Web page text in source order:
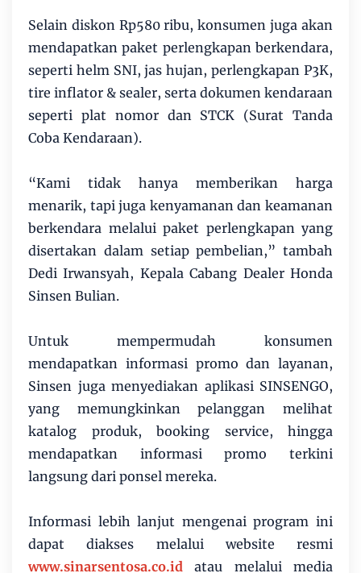
Selain diskon Rp580 ribu, konsumen juga akan
mendapatkan paket perlengkapan berkendara,
seperti helm SNI, jas hujan, perlengkapan P3K,
tire inflator & sealer, serta dokumen kendaraan
seperti plat nomor dan STCK (Surat Tanda
Coba Kendaraan).
“Kami tidak hanya memberikan harga
menarik, tapi juga kenyamanan dan keamanan
berkendara melalui paket perlengkapan yang
disertakan dalam setiap pembelian,” tambah
Dedi Irwansyah, Kepala Cabang Dealer Honda
Sinsen Bulian.
Untuk mempermudah konsumen
mendapatkan informasi promo dan layanan,
Sinsen juga menyediakan aplikasi SINSENGO,
yang memungkinkan pelanggan melihat
katalog produk, booking service, hingga
mendapatkan informasi promo terkini
langsung dari ponsel mereka.
Informasi lebih lanjut mengenai program ini
dapat diakses melalui website resmi
www.sinarsentosa.co.id atau melalui media